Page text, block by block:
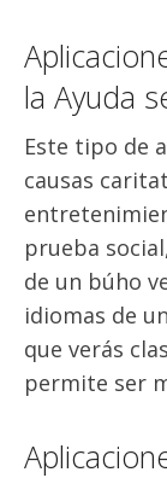
la Ayuda
Este tipo de
causas
prueba
de un búho
idiomas de
que verás
permite ser